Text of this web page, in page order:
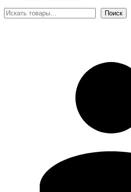
Поиск
Поиск